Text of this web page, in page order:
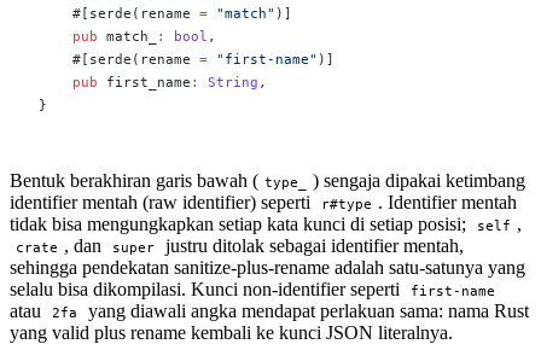
    #[serde(rename
= "match" )]
    pub
match_ : bool ,
    #[serde(rename
= "first-name" )]
    pub
first_name : String ,
}
Bentuk berakhiran garis bawah ( type_
) sengaja dipakai ketimbang
identifier mentah (raw identifier) seperti
r#type . Identifier mentah
tidak bisa mengungkapkan setiap kata kunci di setiap posisi;
self ,
crate , dan super
justru ditolak sebagai identifier mentah,
sehingga pendekatan sanitize-plus-rename adalah satu-satunya yang
selalu bisa dikompilasi. Kunci non-identifier seperti
first-name
atau 2fa
yang diawali angka mendapat perlakuan sama: nama Rust
yang valid plus rename kembali ke kunci JSON literalnya.